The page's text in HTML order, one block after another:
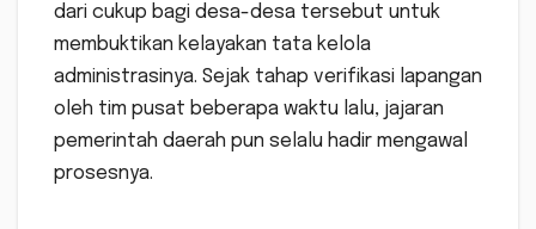
dari cukup bagi desa-desa tersebut untuk
membuktikan kelayakan tata kelola
administrasinya. Sejak tahap verifikasi lapangan
oleh tim pusat beberapa waktu lalu, jajaran
pemerintah daerah pun selalu hadir mengawal
prosesnya.